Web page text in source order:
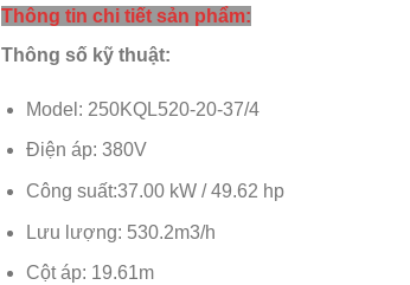
Thông tin chi tiết sản phẩm:
Thông số kỹ thuật:
Model: 250KQL520-20-37/4
Điện áp: 380V
Công suất:37.00 kW / 49.62 hp
Lưu lượng: 530.2m3/h
Cột áp: 19.61m